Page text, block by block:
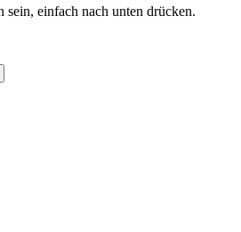
sein, einfach nach unten drücken.